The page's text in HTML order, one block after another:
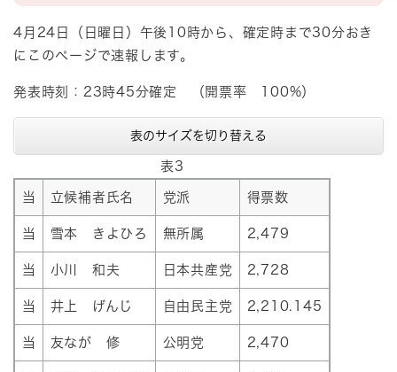
4月24日（日曜日）午後10時から、確定時まで30分おき
にこのページで速報します。
発表時刻：23時45分確定 （開票率 100%）
表のサイズを切り替える
表3
当 立候補者氏名 党派 得票数
当 雪本 きよひろ 無所属 2,479
当 小川 和夫 日本共産党 2,728
当 井上 げんじ 自由民主党 2,210.145
当 友なが 修 公明党 2,470